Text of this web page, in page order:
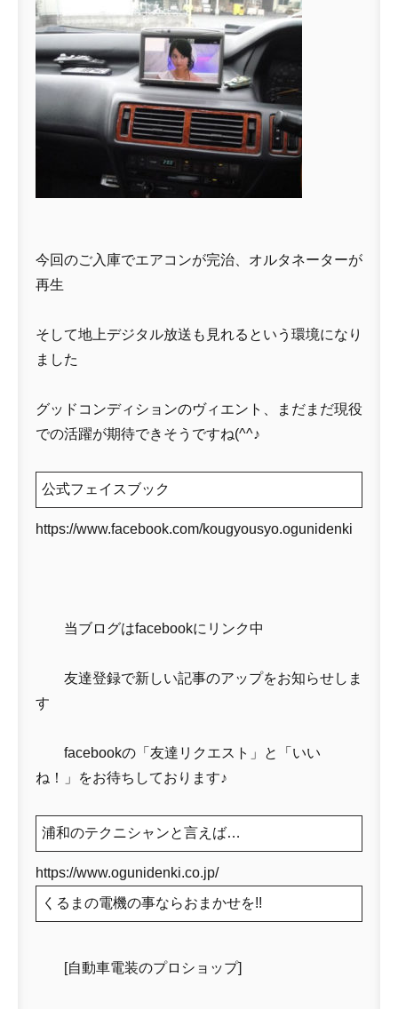
今回のご入庫でエアコンが完治、オルタネーターが
再生
そして地上デジタル放送も見れるという環境になり
ました
グッドコンディションのヴィエント、まだまだ現役
での活躍が期待できそうですね(^^♪
公式フェイスブック
https://www.facebook.com/kougyousyo.ogunidenki
当ブログはfacebookにリンク中
友達登録で新しい記事のアップをお知らせしま
す
facebookの「友達リクエスト」と「いい
ね！」をお待ちしております♪
浦和のテクニシャンと言えば…
https://www.ogunidenki.co.jp/
くるまの電機の事ならおまかせを!!
[自動車電装のプロショップ]